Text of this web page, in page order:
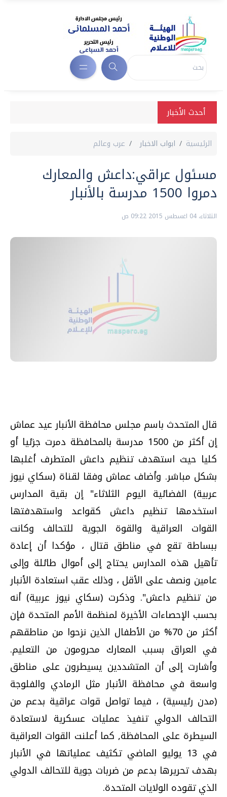
أحدث الأخبار
الرئيسية ابواب الاخبار عرب وعالم
مسئول عراقي:داعش والمعارك
دمروا 1500 مدرسة بالأنبار
الثلاثاء، 04 اغسطس 2015 09:22 ص
قال المتحدث باسم مجلس محافظة الأنبار عيد عماش
إن أكثر من 1500 مدرسة بالمحافظة دمرت جزئيا أو
كليا حيث استهدف تنظيم داعش المتطرف أغلبها
بشكل مباشر. وأضاف عماش وفقا لقناة (سكاي نيوز
عربية) الفضائية اليوم الثلاثاء" إن بقية المدارس
استخدمها تنظيم داعش كقواعد واستهدفتها
القوات العراقية والقوة الجوية للتحالف وكانت
ببساطة تقع في مناطق قتال ، مؤكدا أن إعادة
تأهيل هذه المدارس يحتاج إلى أموال طائلة وإلى
عامين ونصف على الأقل ، وذلك عقب استعادة الأنبار
من تنظيم داعش". وذكرت (سكاي نيوز عربية) أنه
بحسب الإحصاءات الأخيرة لمنظمة الأمم المتحدة فإن
أكثر من 70% من الأطفال الذين نزحوا من مناطقهم
في العراق بسبب المعارك محرومون من التعليم.
وأشارت إلى أن المتشددين يسيطرون على مناطق
واسعة في محافظة الأنبار مثل الرمادي والفلوجة
(مدن رئيسية) ، فيما تواصل قوات عراقية بدعم من
التحالف الدولي تنفيذ عمليات عسكرية لاستعادة
السيطرة على المحافظة, كما أعلنت القوات العراقية
في 13 يوليو الماضي تكثيف عملياتها في الأنبار
بهدف تحريرها بدعم من ضربات جوية للتحالف الدولي
الذي تقوده الولايات المتحدة.